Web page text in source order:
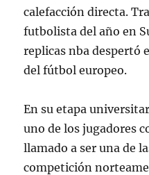
calefacción directa.
futbolista del año en
replicas nba despertó
del fútbol europeo.
En su etapa
uno de los jugadores
llamado a ser una de
competición